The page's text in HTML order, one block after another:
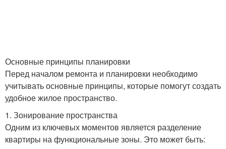
Комнаты в кирпичной
хрущевке
Комнаты в частном
Основные принципы планировки
Перед началом ремонта и планировки необходимо
учитывать основные принципы, которые помогут создать
удобное жилое пространство.
1. Зонирование пространства
Одним из ключевых моментов является разделение
квартиры на функциональные зоны. Это может быть: